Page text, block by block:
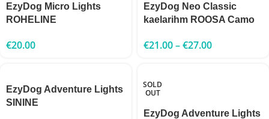
EzyDog Micro Lights
ROHELINE
€20.00
EzyDog Neo Classic
kaelarihm ROOSA Camo
€21.00–€27.00
EzyDog Adventure Lights
SININE
SOLD
OUT
EzyDog Adventure Lights